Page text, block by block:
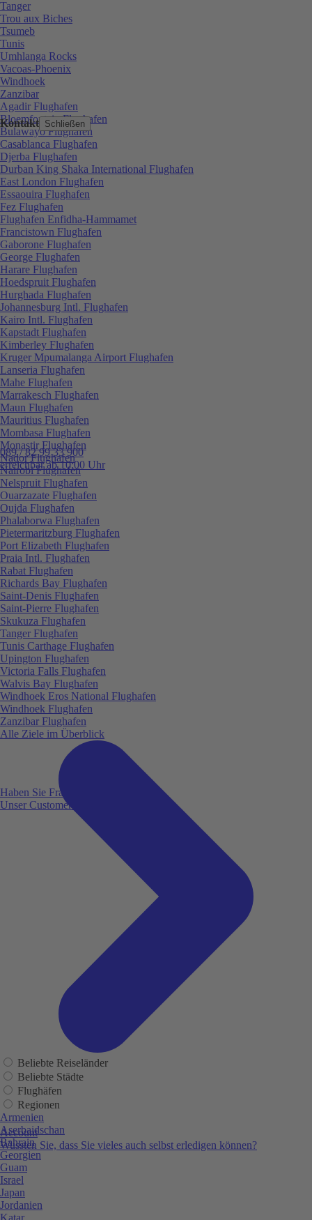
Kontakt Schließen
089 / 82 99 33 900
erreichbar ab 10:00 Uhr
Haben Sie Fragen?
Unser Customer Service ist für Sie da!
Account
Wussten Sie, dass Sie vieles auch selbst erledigen können?
Tanger
Trou aux Biches
Tsumeb
Tunis
Umhlanga Rocks
Vacoas-Phoenix
Windhoek
Zanzibar
Agadir Flughafen
Bloemfontein Flughafen
Bulawayo Flughafen
Casablanca Flughafen
Djerba Flughafen
Durban King Shaka International Flughafen
East London Flughafen
Essaouira Flughafen
Fez Flughafen
Flughafen Enfidha-Hammamet
Francistown Flughafen
Gaborone Flughafen
George Flughafen
Harare Flughafen
Hoedspruit Flughafen
Hurghada Flughafen
Johannesburg Intl. Flughafen
Kairo Intl. Flughafen
Kapstadt Flughafen
Kimberley Flughafen
Kruger Mpumalanga Airport Flughafen
Lanseria Flughafen
Mahe Flughafen
Marrakesch Flughafen
Maun Flughafen
Mauritius Flughafen
Mombasa Flughafen
Monastir Flughafen
Nador Flughafen
Nairobi Flughafen
Nelspruit Flughafen
Ouarzazate Flughafen
Oujda Flughafen
Phalaborwa Flughafen
Pietermaritzburg Flughafen
Port Elizabeth Flughafen
Praia Intl. Flughafen
Rabat Flughafen
Richards Bay Flughafen
Saint-Denis Flughafen
Saint-Pierre Flughafen
Skukuza Flughafen
Tanger Flughafen
Tunis Carthage Flughafen
Upington Flughafen
Victoria Falls Flughafen
Walvis Bay Flughafen
Windhoek Eros National Flughafen
Windhoek Flughafen
Zanzibar Flughafen
Alle Ziele im Überblick
Beliebte Reiseländer
Beliebte Städte
Flughäfen
Regionen
Armenien
Aserbaidschan
Bahrain
Georgien
Guam
Israel
Japan
Jordanien
Katar